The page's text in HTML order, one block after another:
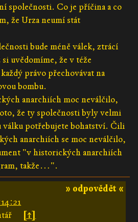
společnosti. Co je příčina a co
že Urza neumí stát
bude méně válek, ztrácí
uvědomíme, že v téže
právo přechovávat na
bombu.
anarchiích moc neválčilo,
že ty společnosti byly velmi
válku potřebujete bohatství. Čili
anarchiích se moc neválčilo,
"v historických anarchiích
takže…".
» odpovědět «
[↑]